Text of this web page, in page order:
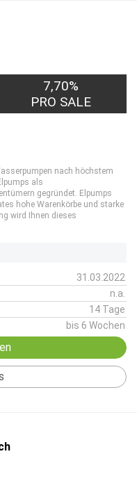
7,70%
PRO SALE
nach höchstem
als
gegründet. Elpumps
hohe Warenkörbe und starke
wird Ihnen dieses
31.03.2022
n.a.
14 Tage
bis 6 Wochen